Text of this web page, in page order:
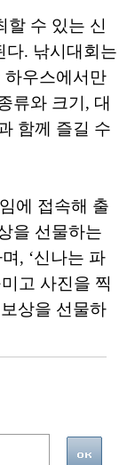
할 수 있는 신
다. 낚시대회는
하우스에서만
류와 크기, 대
함께 즐길 수
에 접속해 출
을 선물하는
, ‘신나는 파
고 사진을 찍
상을 선물하